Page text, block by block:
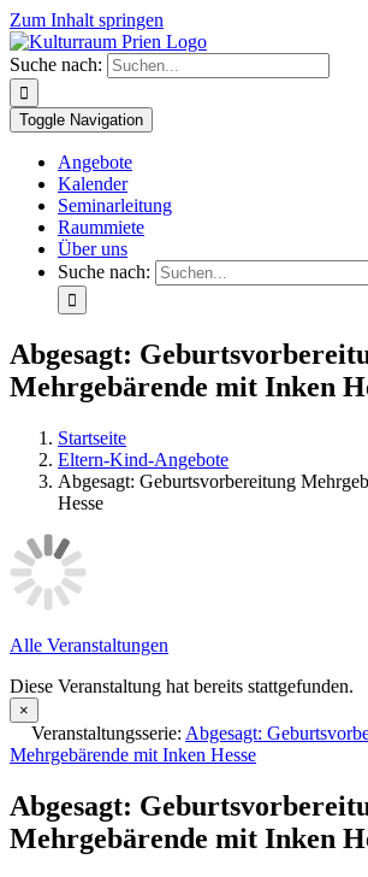
Zum Inhalt springen
Suche nach:
Toggle Navigation
Angebote
Kalender
Seminarleitung
Raummiete
Über uns
Suche nach:
Abgesagt:
Mehrgebärende mit Inken
Startseite
Eltern-Kind-Angebote
Abgesagt: Geburtsvorbereitung
Hesse
Alle Veranstaltungen
Diese Veranstaltung hat bereits stattgefunden.
×
Veranstaltungsserie: Abgesagt:
Mehrgebärende mit Inken Hesse
Abgesagt:
Mehrgebärende mit Inken